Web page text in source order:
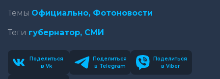
Темы Официально, Фотоновости
Теги губернатор, СМИ
Поделиться
в Vk
Поделиться
в Telegram
Поделиться
в Viber